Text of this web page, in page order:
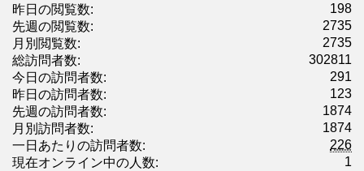
198
昨日の閲覧数:
2735
先週の閲覧数:
2735
月別閲覧数:
302811
総訪問者数:
291
今日の訪問者数:
123
昨日の訪問者数:
1874
先週の訪問者数:
1874
月別訪問者数:
226
一日あたりの訪問者数:
1
現在オンライン中の人数: